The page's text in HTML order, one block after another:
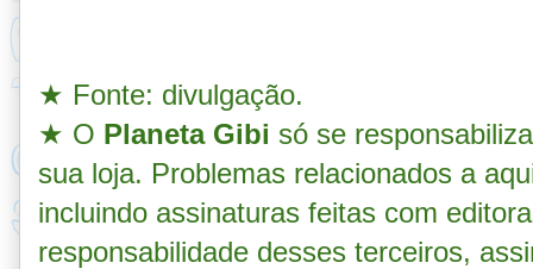
★ Fonte: divulgação.
★ O Planeta Gibi só se
sua loja. Problemas relacionados a
incluindo assinaturas feitas com
responsabilidade desses terceiros,